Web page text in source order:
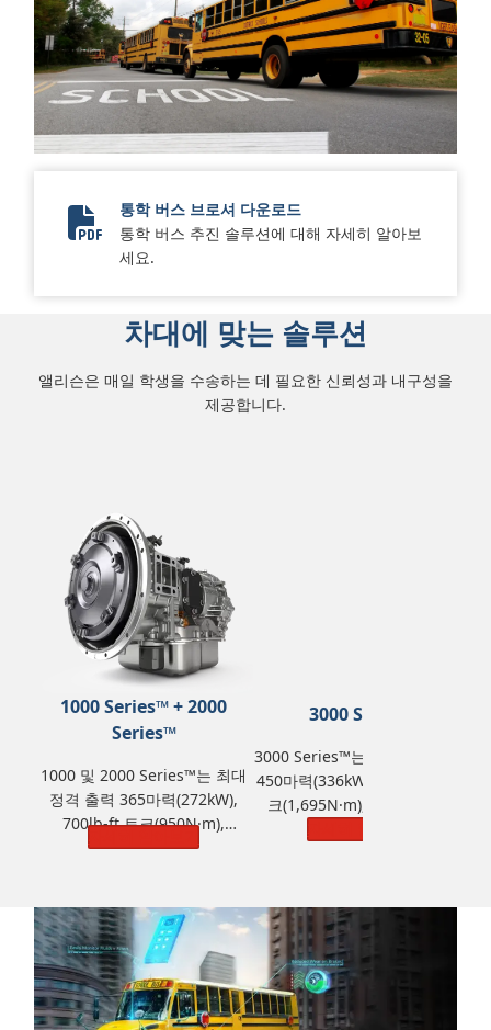
Pupil Transport Series Brochure
통학 버스 브로셔 다운로드
통학 버스 추진 솔루션에 대해 자세히 알아보
세요.
차대에 맞는 솔루션
앨리슨은 매일 학생을 수송하는 데 필요한 신뢰성과 내구성을
제공합니다.
1000 Series™ + 2000
Series™
1000 및 2000 Series™는 최대
정격 출력 365마력(272kW),
700lb-ft 토크(950N·m),
GVW(총중량) 14,968kg(33,000
3000 Series™
3000 Series™는 최대 정격 출력
450마력(336kW), 1,250lb-ft 토
크(1,695N·m), GVW(총중량)